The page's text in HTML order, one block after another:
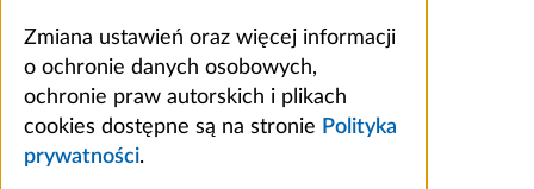
Zmiana ustawień oraz więcej informacji
o ochronie danych osobowych,
ochronie praw autorskich i plikach
cookies dostępne są na stronie Polityka
prywatności.